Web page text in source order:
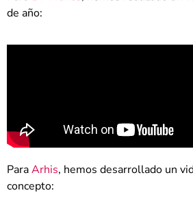
de año:
ParaArhis, hemos desarrollado un
concepto: